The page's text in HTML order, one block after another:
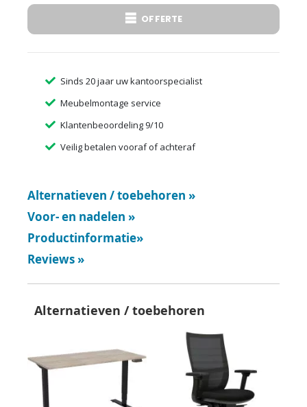
OFFERTE
Sinds 20 jaar uw kantoorspecialist
Meubelmontage service
Klantenbeoordeling 9/10
Veilig betalen vooraf of achteraf
Alternatieven / toebehoren »
Voor- en nadelen »
Productinformatie»
Reviews »
Alternatieven / toebehoren